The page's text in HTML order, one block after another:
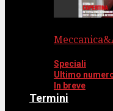
Speciali
Ultimo
In breve
Termini